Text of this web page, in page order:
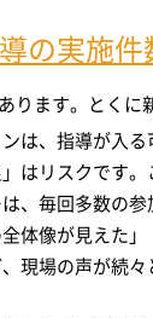
の実施
ります。とくに
は、指導が入る
はリスクです
、毎回多数の
体像が見えた
現場の声が続々